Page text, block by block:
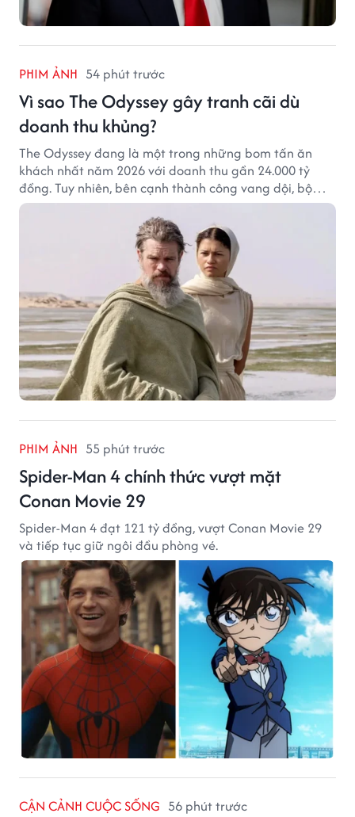
PHIM ẢNH 54 phút trước
Vì sao The Odyssey gây tranh cãi dù
doanh thu khủng?
The Odyssey đang là một trong những bom tấn ăn
khách nhất năm 2026 với doanh thu gần 24.000 tỷ
đồng. Tuy nhiên, bên cạnh thành công vang dội, bộ
phim của Christopher Nolan cũng vấp phải không ít
tranh cãi từ khán giả.
PHIM ẢNH 55 phút trước
Spider-Man 4 chính thức vượt mặt
Conan Movie 29
Spider-Man 4 đạt 121 tỷ đồng, vượt Conan Movie 29
và tiếp tục giữ ngôi đầu phòng vé.
CẬN CẢNH CUỘC SỐNG 56 phút trước